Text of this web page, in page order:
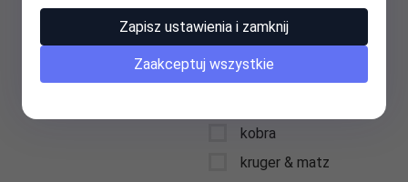
kidde
kids euroswan
kingston
kobra
kruger & matz
Zapisz ustawienia i zamknij
Zaakceptuj wszystkie